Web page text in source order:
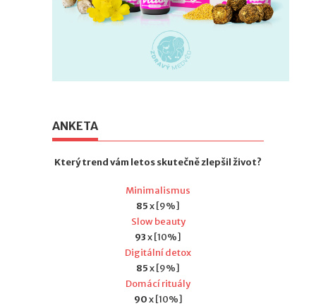
ANKETA
Který trend vám letos skutečně zlepšil život?
Minimalismus
85x [9%]
Slow beauty
93x [10%]
Digitální detox
85x [9%]
Domácí rituály
90x [10%]